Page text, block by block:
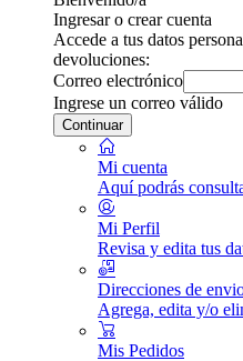
Ingresar o crear cuenta
Accede a tus datos
devoluciones:
Correo electrónico
Ingrese un correo válido
Continuar
Mi cuenta
Aquí podrás
Mi Perfil
Revisa y edita tus
Direcciones de
Agrega, edita y/o
Mis Pedidos